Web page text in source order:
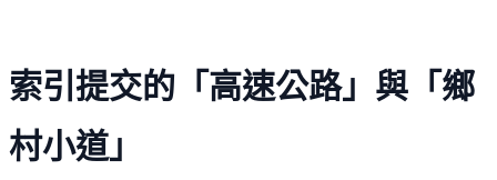
索引提交的「高速公路」與「鄉
村小道」